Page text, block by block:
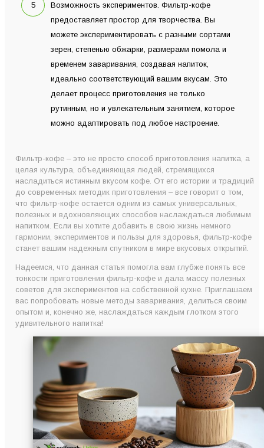
Возможность экспериментов. Фильтр-кофе
предоставляет простор для творчества. Вы
можете экспериментировать с разными сортами
зерен, степенью обжарки, размерами помола и
временем заваривания, создавая напиток,
идеально соответствующий вашим вкусам. Это
делает процесс приготовления не только
рутинным, но и увлекательным занятием, которое
можно адаптировать под любое настроение.
Фильтр-кофе – это не просто способ приготовления напитка, а
целая культура, объединяющая людей, стремящихся
насладиться истинным вкусом кофе. От его истории и традиций
до современных методик приготовления – все говорит о том,
что фильтр-кофе остается одним из самых универсальных,
полезных и вдохновляющих способов наслаждаться любимым
напитком. Если вы хотите добавить в свою жизнь немного
гармонии, экспериментов и пользы для здоровья, фильтр-кофе
станет вашим надежным спутником в мире вкусовых открытий.
Надеемся, что данная статья помогла вам глубже понять все
тонкости приготовления фильтр-кофе и дала массу полезных
советов для экспериментов на собственной кухне. Приглашаем
вас попробовать новые методы заваривания, делиться своим
опытом и, конечно же, наслаждаться каждым глотком этого
удивительного напитка!